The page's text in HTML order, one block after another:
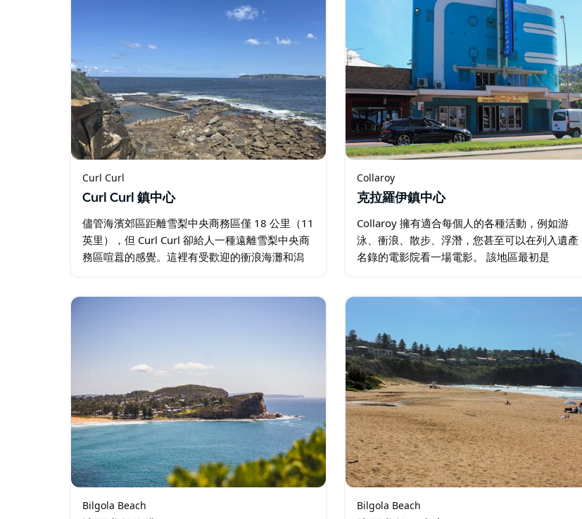
Curl Curl
Curl Curl 鎮中心
儘管海濱郊區距離雪梨中央商務區僅 18 公里（11
英里），但 Curl Curl 卻給人一種遠離雪梨中央商
務區喧囂的感覺。這裡有受歡迎的衝浪海灘和潟
Collaroy
克拉羅伊鎮中心
Collaroy 擁有適合每個人的各種活動，例如游
泳、衝浪、散步、浮潛，您甚至可以在列入遺產
名錄的電影院看一場電影。 該地區最初是
Bilgola Beach Bilgola Beach